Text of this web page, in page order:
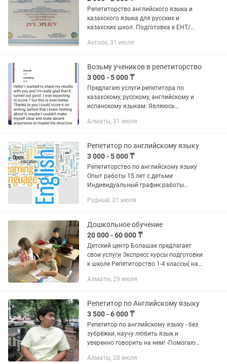
Репетиторство английского языка и
казахского языка для русских и
казахских школ. Подготовка к ЕНТ/
Актобе, 31 июля
Возьму учеников в репетиторство
3 000 - 5 000 ₸
Предлагаю услуги репетитора по
казахскому, русскому, английскому и
испанскому языкам. Являюсь
Опыт преподавания более 3 лет. Курс
Алматы, 31 июля
Репетитор по английскому языку
3 000 - 5 000 ₸
Репетиторство по английскому языку
Опыт работы 15 лет с детьми
Индивидуальный график работы
общеобразовательных школ. Пишите.
Рудный, 31 июля
Дошкольное обучение
20 000 - 60 000 ₸
Детский центр Болашак предлагает
свои услуги Экспресс курсы подготовки
к школе Репетиторство 1-4 классы( на
Продленка Фортепиано Робототехника
Алматы, 29 июля
Репетитор по Английскому языку
3 500 - 6 000 ₸
Репетитор по английскому языку - без
зубрёжки, научу любить язык и
уверенно говорить на нем! -Помогаю
грамматике, подготовиться к
Алматы, 28 июля